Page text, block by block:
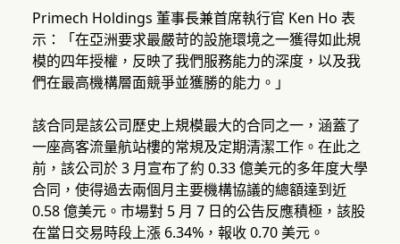
Primech Holdings 董事長兼首席執行官 Ken Ho 表
示：「在亞洲要求最嚴苛的設施環境之一獲得如此規
模的四年授權，反映了我們服務能力的深度，以及我
們在最高機構層面競爭並獲勝的能力。」
該合同是該公司歷史上規模最大的合同之一，涵蓋了
一座高客流量航站樓的常規及定期清潔工作。在此之
前，該公司於 3 月宣布了約 0.33 億美元的多年度大學
合同，使得過去兩個月主要機構協議的總額達到近
0.58 億美元。市場對 5 月 7 日的公告反應積極，該股
在當日交易時段上漲 6.34%，報收 0.70 美元。